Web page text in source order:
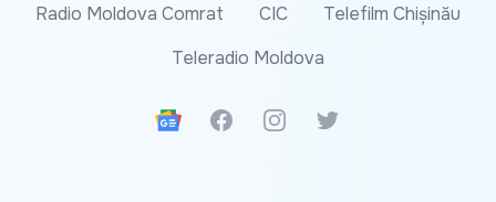
Radio Moldova Comrat
CIC
Telefilm Chișinău
Teleradio Moldova
Google News
FacebookInstagramTwitter